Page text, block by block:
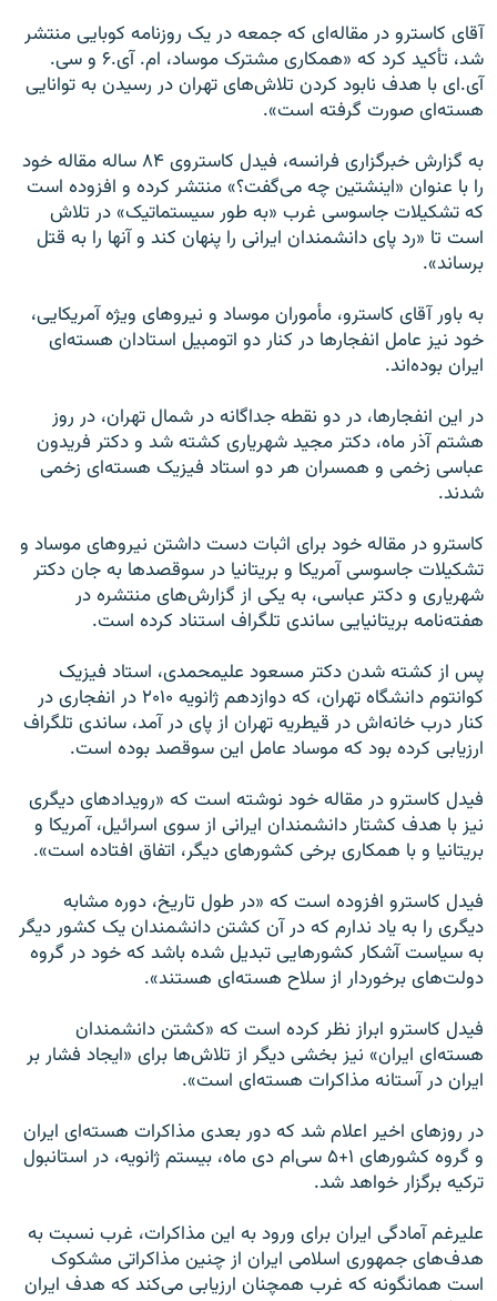
آقای کاسترو در مقاله‌ای که جمعه در یک روزنامه کوبایی منتشر
شد، تأکید کرد که «همکاری مشترک موساد، ‌ام. آی.۶ و سی.
آی.‌ای با هدف نابود کردن تلاش‌های تهران در رسیدن به توانایی
هسته‌ای صورت گرفته است».
به گزارش خبرگزاری فرانسه، فیدل کاستروی ۸۴ ساله مقاله خود
را با عنوان «اینشتین چه می‌گفت؟» منتشر کرده و افزوده است
که تشکیلات جاسوسی غرب «به طور سیستماتیک» در تلاش
است تا «رد پای دانشمندان ایرانی را پنهان کند و آنها را به قتل
برساند».
به باور آقای کاسترو، مأموران موساد و نیروهای ویژه آمریکایی،
خود نیز عامل انفجار‌ها در کنار دو اتومبیل استادان هسته‌ای
ایران بوده‌اند.
در این انفجار‌ها، در دو نقطه جداگانه در شمال تهران، در روز
هشتم آذر ماه، دکتر مجید شهریاری کشته شد و دکتر فریدون
عباسی زخمی و همسران هر دو استاد فیزیک هسته‌ای زخمی
شدند.
کاسترو در مقاله خود برای اثبات دست داشتن نیروهای موساد و
تشکیلات جاسوسی آمریکا و بریتانیا در سوقصد‌ها به جان دکتر
شهریاری و دکتر عباسی، به یکی از گزارش‌های منتشره در
هفته‌نامه بریتانیایی ساندی تلگراف استناد کرده است.
پس از کشته شدن دکتر مسعود علیمحمدی، استاد فیزیک
کوانتوم دانشگاه تهران، که دوازدهم ژانویه ۲۰۱۰ در انفجاری در
کنار درب خانه‌اش در قیطریه تهران از پای در آمد، ساندی تلگراف
ارزیابی کرده بود که موساد عامل این سوقصد بوده است.
فیدل کاسترو در مقاله خود نوشته است که «رویدادهای دیگری
نیز با هدف کشتار دانشمندان ایرانی از سوی اسرائیل، آمریکا و
بریتانیا و با همکاری برخی کشورهای دیگر، اتفاق افتاده است».
فیدل کاسترو افزوده است که «در طول تاریخ، دوره مشابه
دیگری را به یاد ندارم که در آن کشتن دانشمندان یک کشور دیگر
به سیاست آشکار کشورهایی تبدیل شده باشد که خود در گروه
دولت‌های برخوردار از سلاح هسته‌ای هستند».
فیدل کاسترو ابراز نظر کرده است که «کشتن دانشمندان
هسته‌ای ایران» نیز بخشی دیگر از تلاش‌ها برای «ایجاد فشار بر
ایران در آستانه مذاکرات هسته‌ای است».
در روزهای اخیر اعلام شد که دور بعدی مذاکرات هسته‌ای ایران
و گروه کشورهای ۱+۵ سی‌ام دی ماه، بیستم ژانویه، در استانبول
ترکیه برگزار خواهد شد.
علیرغم آمادگی ایران برای ورود به این مذاکرات، غرب نسبت به
هدف‌های جمهوری اسلامی ایران از چنین مذاکراتی مشکوک
است همانگونه که غرب همچنان ارزیابی می‌کند که هدف ایران